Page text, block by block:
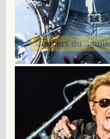
Concert du 3